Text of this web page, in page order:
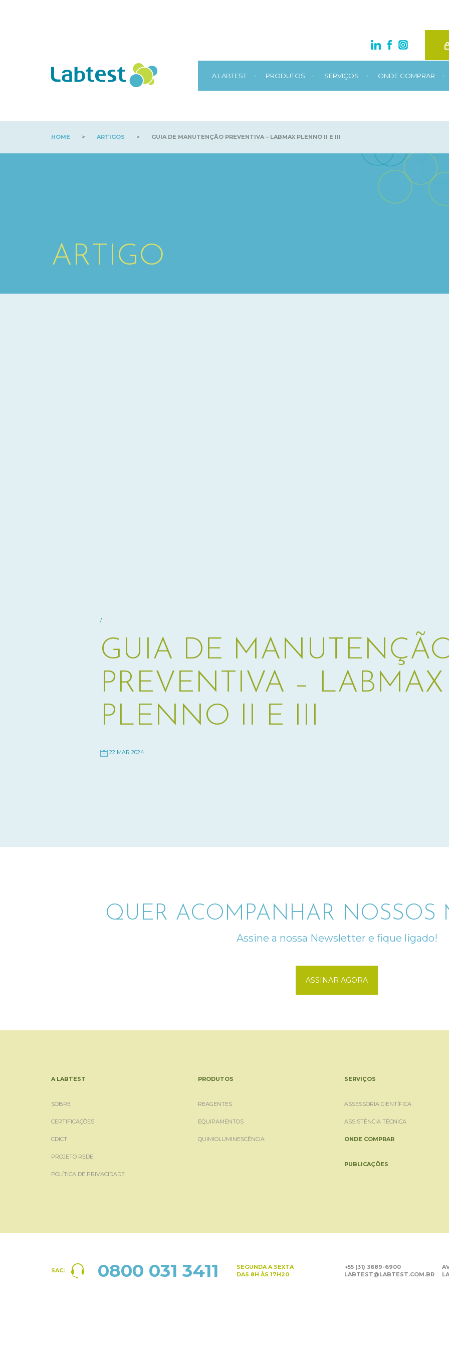
A LABTEST • PRODUTOS • SERVIÇOS • ONDE COMPRAR •
HOME > ARTIGOS > GUIA DE MANUTENÇÃO PREVENTIVA – LABMAX PLENNO II E III
ARTIGO
/
GUIA DE
PREVENTIVA – LABMAX
PLENNO II E III
22 MAR 2024
QUER ACOMPANHAR NOSSOS
Assine a nossa Newsletter e fique ligado!
ASSINAR AGORA
A LABTEST
SOBRE
CERTIFICAÇÕES
CDICT
PROJETO REDE
POLÍTICA DE PRIVACIDADE
PRODUTOS
REAGENTES
EQUIPAMENTOS
QUIMIOLUMINESCÊNCIA
SERVIÇOS
ASSESSORIA CIENTÍFICA
ASSISTÊNCIA TÉCNICA
ONDE COMPRAR
PUBLICAÇÕES
SAC: 0800 031 3411
SEGUNDA A SEXTA
DAS 8H ÀS 17H20
+55 (31) 3689-6900
LABTEST@LABTEST.COM.BR